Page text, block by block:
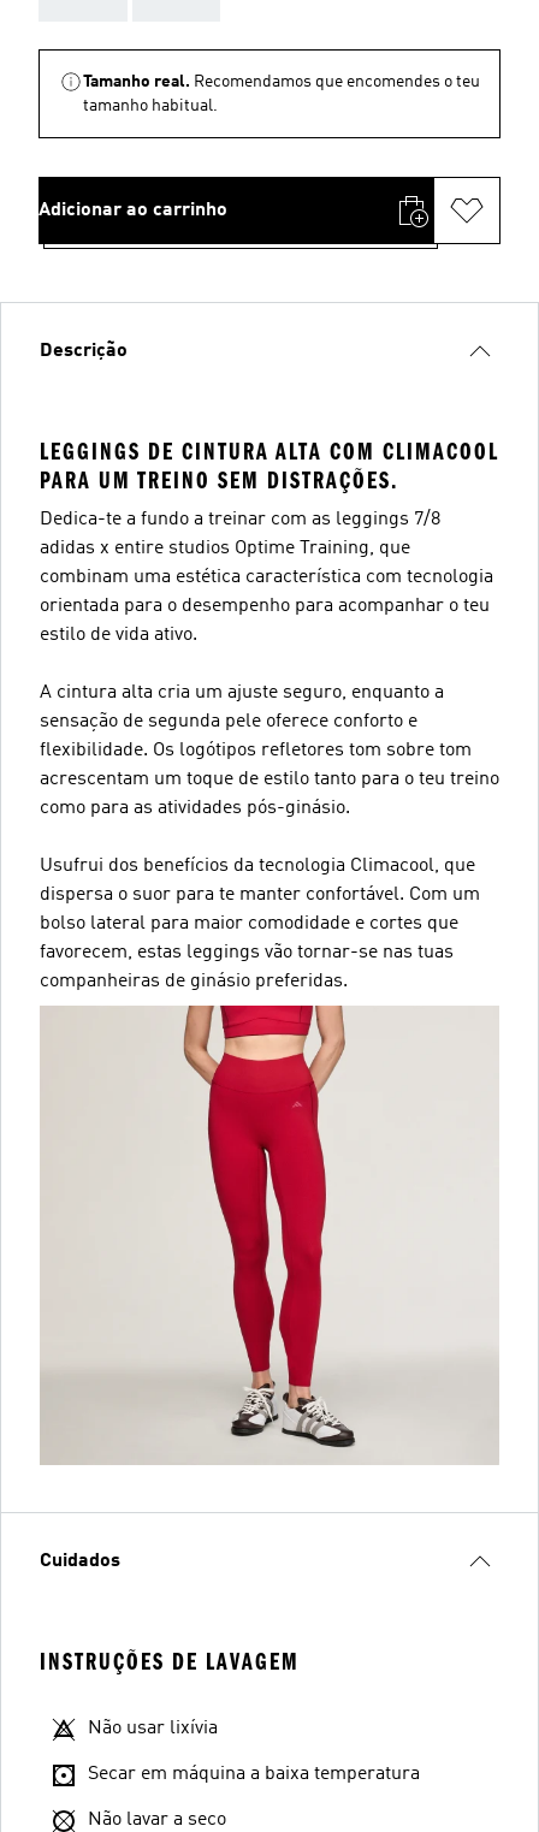
Tamanho real. Recomendamos que encomendes o teu
tamanho habitual.
Adicionar ao carrinho
Descrição
LEGGINGS DE CINTURA ALTA COM CLIMACOOL
PARA UM TREINO SEM DISTRAÇÕES.
Dedica-te a fundo a treinar com as leggings 7/8
adidas x entire studios Optime Training, que
combinam uma estética característica com tecnologia
orientada para o desempenho para acompanhar o teu
estilo de vida ativo.
A cintura alta cria um ajuste seguro, enquanto a
sensação de segunda pele oferece conforto e
flexibilidade. Os logótipos refletores tom sobre tom
acrescentam um toque de estilo tanto para o teu treino
como para as atividades pós-ginásio.
Usufrui dos benefícios da tecnologia Climacool, que
dispersa o suor para te manter confortável. Com um
bolso lateral para maior comodidade e cortes que
favorecem, estas leggings vão tornar-se nas tuas
companheiras de ginásio preferidas.
Cuidados
INSTRUÇÕES DE LAVAGEM
Não usar lixívia
Secar em máquina a baixa temperatura
Não lavar a seco